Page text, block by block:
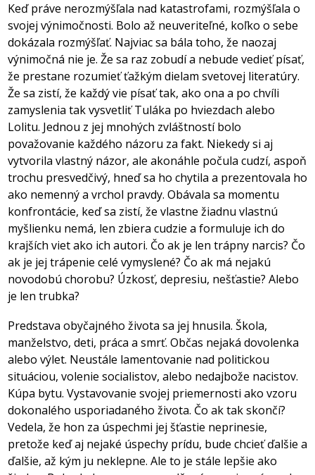
Keď práve nerozmýšľala nad katastrofami, rozmýšľala o
svojej výnimočnosti. Bolo až neuveriteľné, koľko o sebe
dokázala rozmýšľať. Najviac sa bála toho, že naozaj
výnimočná nie je. Že sa raz zobudí a nebude vedieť písať,
že prestane rozumieť ťažkým dielam svetovej literatúry.
Že sa zistí, že každý vie písať tak, ako ona a po chvíli
zamyslenia tak vysvetliť Tuláka po hviezdach alebo
Lolitu. Jednou z jej mnohých zvláštností bolo
považovanie každého názoru za fakt. Niekedy si aj
vytvorila vlastný názor, ale akonáhle počula cudzí, aspoň
trochu presvedčivý, hneď sa ho chytila a prezentovala ho
ako nemenný a vrchol pravdy. Obávala sa momentu
konfrontácie, keď sa zistí, že vlastne žiadnu vlastnú
myšlienku nemá, len zbiera cudzie a formuluje ich do
krajších viet ako ich autori. Čo ak je len trápny narcis? Čo
ak je jej trápenie celé vymyslené? Čo ak má nejakú
novodobú chorobu? Úzkosť, depresiu, nešťastie? Alebo
je len trubka?
Predstava obyčajného života sa jej hnusila. Škola,
manželstvo, deti, práca a smrť. Občas nejaká dovolenka
alebo výlet. Neustále lamentovanie nad politickou
situáciou, volenie socialistov, alebo nedajbože nacistov.
Kúpa bytu. Vystavovanie svojej priemernosti ako vzoru
dokonalého usporiadaného života. Čo ak tak skončí?
Vedela, že hon za úspechmi jej šťastie neprinesie,
pretože keď aj nejaké úspechy prídu, bude chcieť ďalšie a
ďalšie, až kým ju neklepne. Ale to je stále lepšie ako